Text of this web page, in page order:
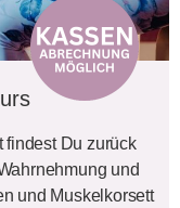
findest Du zurück
und
und Muskelkorsett